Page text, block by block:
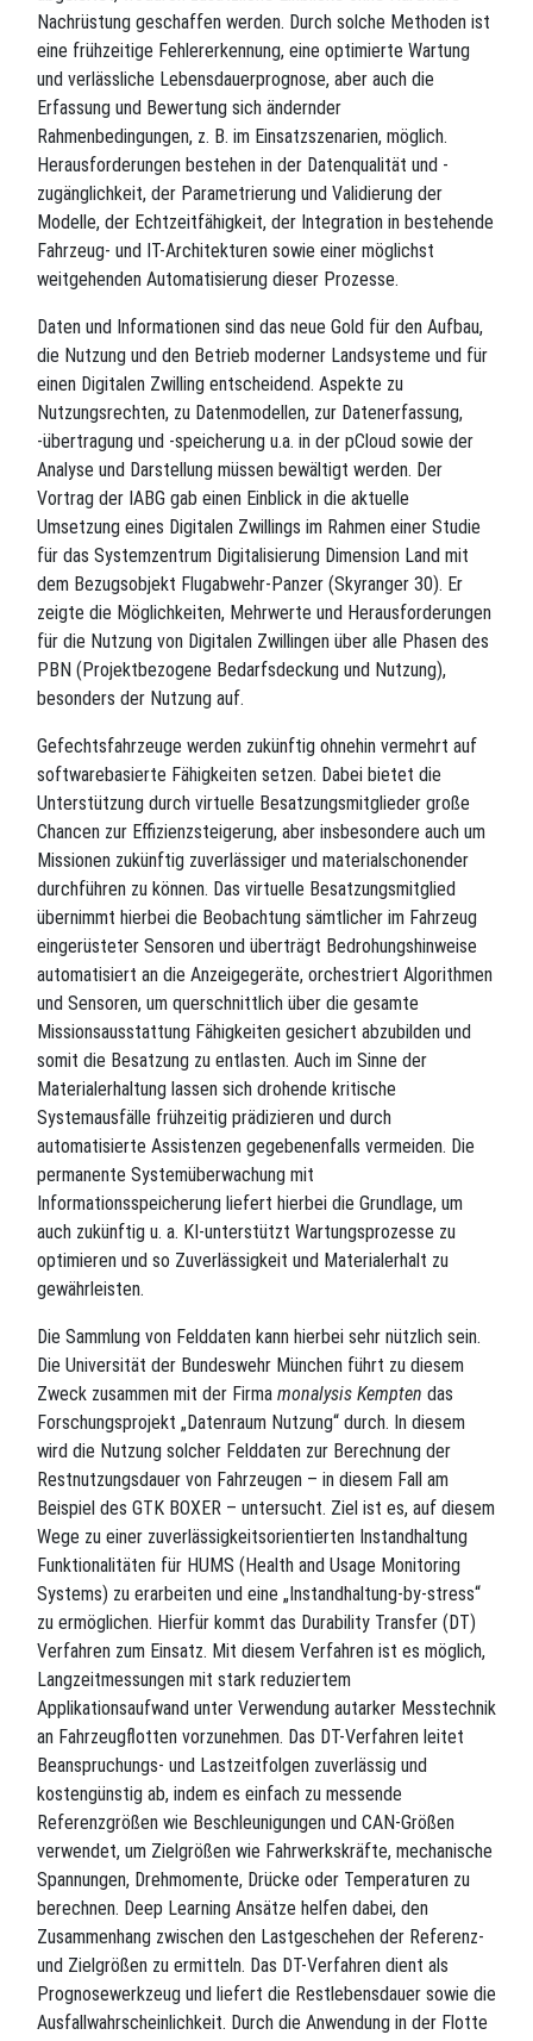
Nachrüstung geschaffen werden. Durch solche Methoden ist
eine frühzeitige Fehlererkennung, eine optimierte Wartung
und verlässliche Lebensdauerprognose, aber auch die
Erfassung und Bewertung sich ändernder
Rahmenbedingungen, z. B. im Einsatzszenarien, möglich.
Herausforderungen bestehen in der Datenqualität und -
zugänglichkeit, der Parametrierung und Validierung der
Modelle, der Echtzeitfähigkeit, der Integration in bestehende
Fahrzeug- und IT-Architekturen sowie einer möglichst
weitgehenden Automatisierung dieser Prozesse.
Daten und Informationen sind das neue Gold für den Aufbau,
die Nutzung und den Betrieb moderner Landsysteme und für
einen Digitalen Zwilling entscheidend. Aspekte zu
Nutzungsrechten, zu Datenmodellen, zur Datenerfassung,
-übertragung und -speicherung u.a. in der pCloud sowie der
Analyse und Darstellung müssen bewältigt werden. Der
Vortrag der IABG gab einen Einblick in die aktuelle
Umsetzung eines Digitalen Zwillings im Rahmen einer Studie
für das Systemzentrum Digitalisierung Dimension Land mit
dem Bezugsobjekt Flugabwehr-Panzer (Skyranger 30). Er
zeigte die Möglichkeiten, Mehrwerte und Herausforderungen
für die Nutzung von Digitalen Zwillingen über alle Phasen des
PBN (Projektbezogene Bedarfsdeckung und Nutzung),
besonders der Nutzung auf.
Gefechtsfahrzeuge werden zukünftig ohnehin vermehrt auf
softwarebasierte Fähigkeiten setzen. Dabei bietet die
Unterstützung durch virtuelle Besatzungsmitglieder große
Chancen zur Effizienzsteigerung, aber insbesondere auch um
Missionen zukünftig zuverlässiger und materialschonender
durchführen zu können. Das virtuelle Besatzungsmitglied
übernimmt hierbei die Beobachtung sämtlicher im Fahrzeug
eingerüsteter Sensoren und überträgt Bedrohungshinweise
automatisiert an die Anzeigegeräte, orchestriert Algorithmen
und Sensoren, um querschnittlich über die gesamte
Missionsausstattung Fähigkeiten gesichert abzubilden und
somit die Besatzung zu entlasten. Auch im Sinne der
Materialerhaltung lassen sich drohende kritische
Systemausfälle frühzeitig prädizieren und durch
automatisierte Assistenzen gegebenenfalls vermeiden. Die
permanente Systemüberwachung mit
Informationsspeicherung liefert hierbei die Grundlage, um
auch zukünftig u. a. KI-unterstützt Wartungsprozesse zu
optimieren und so Zuverlässigkeit und Materialerhalt zu
gewährleisten.
Die Sammlung von Felddaten kann hierbei sehr nützlich sein.
Die Universität der Bundeswehr München führt zu diesem
Zweck zusammen mit der Firma monalysis Kempten das
Forschungsprojekt „Datenraum Nutzung“ durch. In diesem
wird die Nutzung solcher Felddaten zur Berechnung der
Restnutzungsdauer von Fahrzeugen – in diesem Fall am
Beispiel des GTK BOXER – untersucht. Ziel ist es, auf diesem
Wege zu einer zuverlässigkeitsorientierten Instandhaltung
Funktionalitäten für HUMS (Health and Usage Monitoring
Systems) zu erarbeiten und eine „Instandhaltung-by-stress“
zu ermöglichen. Hierfür kommt das Durability Transfer (DT)
Verfahren zum Einsatz. Mit diesem Verfahren ist es möglich,
Langzeitmessungen mit stark reduziertem
Applikationsaufwand unter Verwendung autarker Messtechnik
an Fahrzeugflotten vorzunehmen. Das DT-Verfahren leitet
Beanspruchungs- und Lastzeitfolgen zuverlässig und
kostengünstig ab, indem es einfach zu messende
Referenzgrößen wie Beschleunigungen und CAN-Größen
verwendet, um Zielgrößen wie Fahrwerkskräfte, mechanische
Spannungen, Drehmomente, Drücke oder Temperaturen zu
berechnen. Deep Learning Ansätze helfen dabei, den
Zusammenhang zwischen den Lastgeschehen der Referenz-
und Zielgrößen zu ermitteln. Das DT-Verfahren dient als
Prognosewerkzeug und liefert die Restlebensdauer sowie die
Ausfallwahrscheinlichkeit. Durch die Anwendung in der Flotte